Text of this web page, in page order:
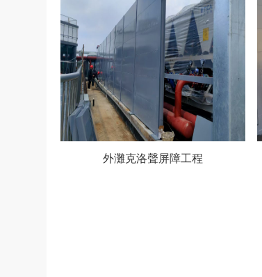
外灘克洛聲屏障工程